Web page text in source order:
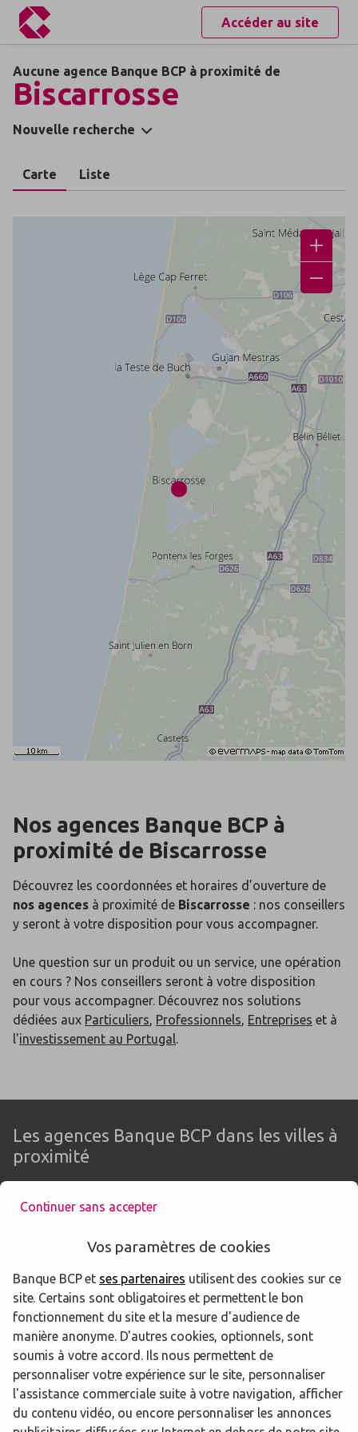
Accéder au site
Aucune agence Banque BCP à proximité de
Biscarrosse
Nouvelle recherche
Carte Liste
Nos agences Banque BCP à
proximité de Biscarrosse
Découvrez les coordonnées et horaires d’ouverture de
nos agences à proximité de Biscarrosse : nos conseillers
y seront à votre disposition pour vous accompagner.
Une question sur un produit ou un service, une opération
en cours ? Nos conseillers seront à votre disposition
pour vous accompagner. Découvrez nos solutions
dédiées aux Particuliers, Professionnels, Entreprises et à
l'investissement au Portugal.
Les agences Banque BCP dans les villes à
proximité
Biscarrosse
Les agences Banque BCP dans les
départements limitrophes
33 Gironde
Continuer sans accepter
Vos paramètres de cookies
Banque BCP et ses partenaires utilisent des cookies sur ce
site. Certains sont obligatoires et permettent le bon
fonctionnement du site et la mesure d'audience de
manière anonyme. D'autres cookies, optionnels, sont
soumis à votre accord. Ils nous permettent de
personnaliser votre expérience sur le site, personnaliser
l'assistance commerciale suite à votre navigation, afficher
du contenu vidéo, ou encore personnaliser les annonces